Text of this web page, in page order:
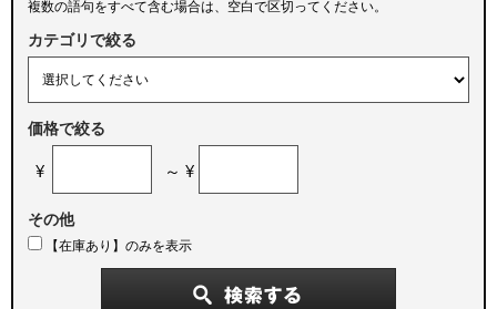
複数の語句をすべて含む場合は、空白で区切ってください。
カテゴリで絞る
価格で絞る
¥ ～ ¥
その他
【在庫あり】のみを表示